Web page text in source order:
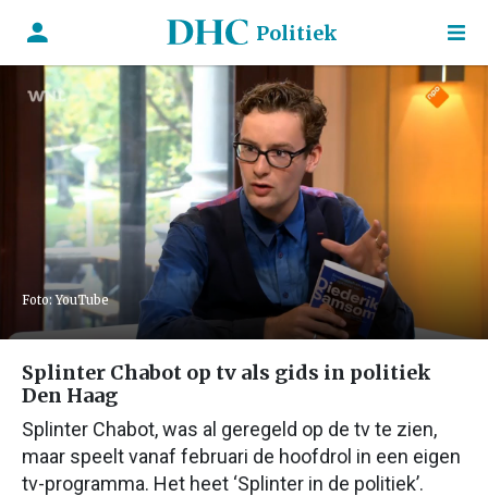
Politiek
Foto: YouTube
Splinter Chabot op tv als gids in politiek
Den Haag
Splinter Chabot, was al geregeld op de tv te zien,
maar speelt vanaf februari de hoofdrol in een eigen
tv-programma. Het heet ‘Splinter in de politiek’.